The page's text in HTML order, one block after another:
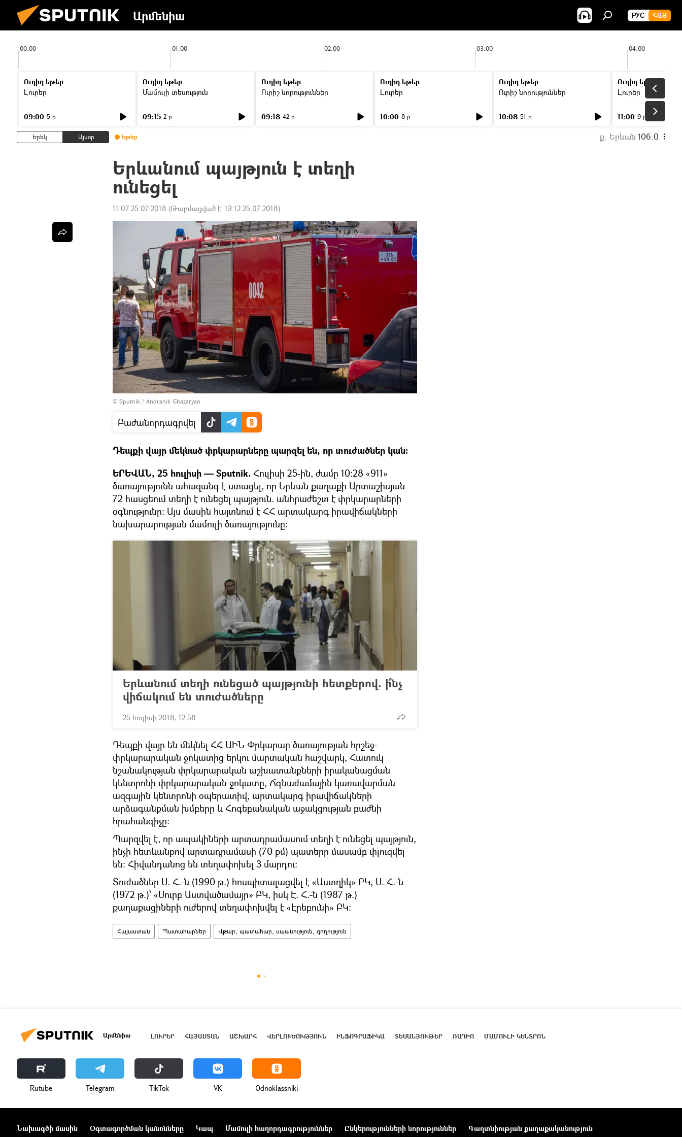
Արմենիա РУС ՀԱՅ
00:00 01:00 02:00 03:00 04:00
Ուղիղ եթեր
Լուրեր
09:00 5 ր
Ուղիղ եթեր
Մամուլի տեսություն
09:15 2 ր
Ուղիղ եթեր
Ուրիշ նորություններ
09:18 42 ր
Ուղիղ եթեր
Լուրեր
10:00 8 ր
Ուղիղ եթեր
Ուրիշ նորություններ
10:08 51 ր
Ուղիղ եթեր
Լուրեր
11:00 9 ր
Երեկ Այսօր Եթեր ք. Երևան 106.0
Երևանում պայթյուն է տեղի
ունեցել
11:07 25.07.2018 (Թարմացված է: 13:12 25.07.2018)
© Sputnik / Andranik Ghazaryan
Բաժանորդագրվել
Դեպքի վայր մեկնած փրկարարները պարզել են, որ տուժածներ կան։
ԵՐԵՎԱՆ, 25 հուլիսի — Sputnik. Հուլիսի 25-ին, ժամը 10:28 «911»
ծառայությունն ահազանգ է ստացել, որ Երևան քաղաքի Արտաշիսյան
72 հասցեում տեղի է ունեցել պայթյուն. անհրաժեշտ է փրկարարների
օգնությունը: Այս մասին հայտնում է ՀՀ արտակարգ իրավիճակների
նախարարության մամուլի ծառայությունը։
Երևանում տեղի ունեցած պայթյունի հետքերով. ի՞նչ
վիճակում են տուժածները
25 հուլիսի 2018, 12:58
Դեպքի վայր են մեկնել ՀՀ ԱԻՆ Փրկարար ծառայության հրշեջ-
փրկարարական ջոկատից երկու մարտական հաշվարկ, Հատուկ
նշանակության փրկարարական աշխատանքների իրականացման
կենտրոնի փրկարարական ջոկատը, Ճգնաժամային կառավարման
ազգային կենտրոնի օպերատիվ, արտակարգ իրավիճակների
արձագանքման խմբերը և Հոգեբանական աջակցության բաժնի
հրահանգիչը:
Պարզվել է, որ ապակիների արտադրամասում տեղի է ունեցել պայթյուն,
ինչի հետևանքով արտադրամասի (70 քմ) պատերը մասամբ փլուզվել
են: Հիվանդանոց են տեղափոխել 3 մարդու։
Տուժածներ Ս. Հ.-ն (1990 թ.) հոսպիտալացվել է «Աստղիկ» ԲԿ, Ս. Հ.-ն
(1972 թ.)՝ «Սուրբ Աստվածամայր» ԲԿ, իսկ Է. Հ.-ն (1987 թ.)
քաղաքացիների ուժերով տեղափոխվել է «Էրեբունի» ԲԿ:
Հայաստան Պատահարներ Վթար, պատահար, սպանություն, գողություն
Արմենիա ԼՈՒՐԵՐ ՀԱՅԱՍՏԱՆ ԱՇԽԱՐՀ ՎԵՐԼՈՒԾՈՒԹՅՈՒՆ ԻՆՖՈԳՐԱՖԻԿԱ ՏԵՍԱՆՅՈՒԹԵՐ ՌԱԴԻՈ ՄԱՄՈՒԼԻ ԿԵՆՏՐՈՆ
Rutube Telegram ТikТоk VK Odnoklassniki
Նախագծի մասին Օգտագործման կանոնները Կապ Մամուլի հաղորդագրություններ Ընկերությունների նորություններ Գաղտնիության քաղաքականություն